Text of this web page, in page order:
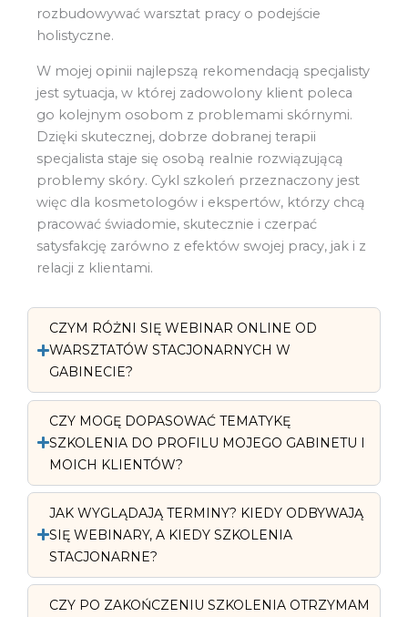
rozbudowywać warsztat pracy o podejście
holistyczne.
W mojej opinii najlepszą rekomendacją specjalisty
jest sytuacja, w której zadowolony klient poleca
go kolejnym osobom z problemami skórnymi.
Dzięki skutecznej, dobrze dobranej terapii
specjalista staje się osobą realnie rozwiązującą
problemy skóry. Cykl szkoleń przeznaczony jest
więc dla kosmetologów i ekspertów, którzy chcą
pracować świadomie, skutecznie i czerpać
satysfakcję zarówno z efektów swojej pracy, jak i z
relacji z klientami.
CZYM RÓŻNI SIĘ WEBINAR ONLINE OD
WARSZTATÓW STACJONARNYCH W
GABINECIE?
CZY MOGĘ DOPASOWAĆ TEMATYKĘ
SZKOLENIA DO PROFILU MOJEGO GABINETU I
MOICH KLIENTÓW?
JAK WYGLĄDAJĄ TERMINY? KIEDY ODBYWAJĄ
SIĘ WEBINARY, A KIEDY SZKOLENIA
STACJONARNE?
CZY PO ZAKOŃCZENIU SZKOLENIA OTRZYMAM